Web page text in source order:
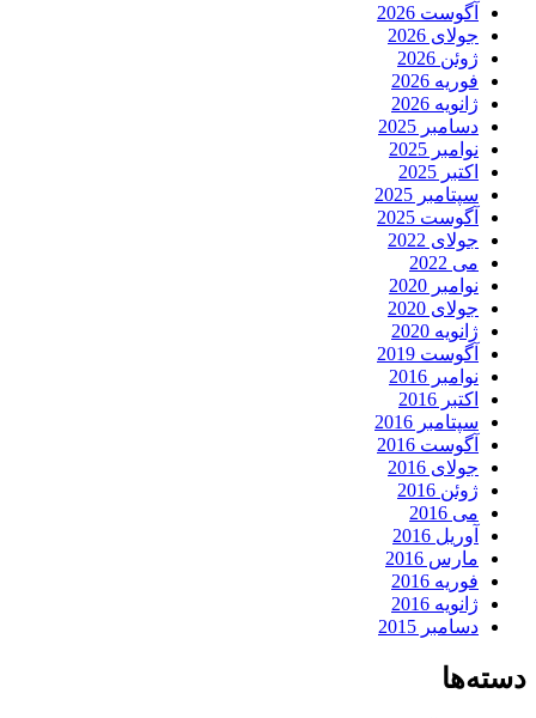
آگوست 2026
جولای 2026
ژوئن 2026
فوریه 2026
ژانویه 2026
دسامبر 2025
نوامبر 2025
اکتبر 2025
سپتامبر 2025
آگوست 2025
جولای 2022
می 2022
نوامبر 2020
جولای 2020
ژانویه 2020
آگوست 2019
نوامبر 2016
اکتبر 2016
سپتامبر 2016
آگوست 2016
جولای 2016
ژوئن 2016
می 2016
آوریل 2016
مارس 2016
فوریه 2016
ژانویه 2016
دسامبر 2015
دسته‌ها